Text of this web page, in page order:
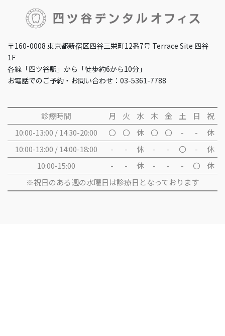
〒160-0008 東京都新宿区四谷三栄町12番7号 Terrace Site 四谷
1F
各線「四ツ谷駅」から「徒歩約6から10分」
お電話でのご予約・お問い合わせ：03-5361-7788
診療時間 月 火 水 木 金 土 日
祝
10:00-13:00 / 14:30-20:00
〇 〇 休 〇 〇 - -
休
10:00-13:00 / 14:00-18:00
- - 休 - - 〇 -
休
10:00-15:00
- - 休 - - - 〇
休
※祝日のある週の水曜日は診療日となっております